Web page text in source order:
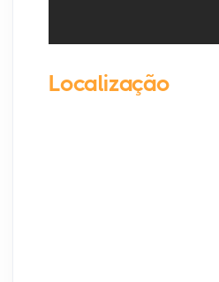
Localização